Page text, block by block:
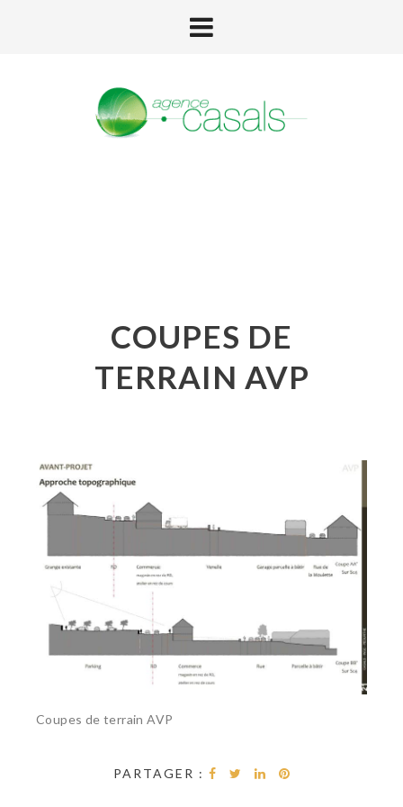
COUPES DE
TERRAIN AVP
Coupes de terrain AVP
PARTAGER :